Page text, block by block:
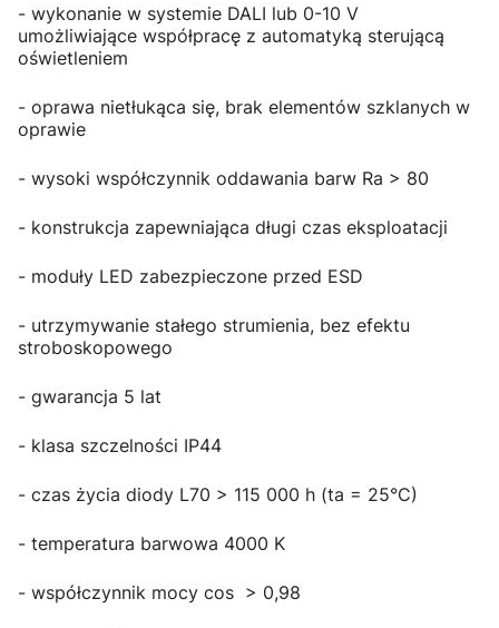
- wykonanie w systemie DALI lub 0-10 V
umożliwiające współpracę z automatyką sterującą
oświetleniem
- oprawa nietłukąca się, brak elementów szklanych w
oprawie
- wysoki współczynnik oddawania barw Ra > 80
- konstrukcja zapewniająca długi czas eksploatacji
- moduły LED zabezpieczone przed ESD
- utrzymywanie stałego strumienia, bez efektu
stroboskopowego
- gwarancja 5 lat
- klasa szczelności IP44
- czas życia diody L70 > 115 000 h (ta = 25°C)
- temperatura barwowa 4000 K
- współczynnik mocy cos ­ > 0,98